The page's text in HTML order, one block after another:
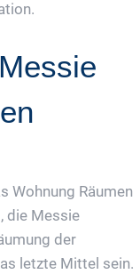
Wohnung Räumen
die Messie
der
letzte Mittel sein.